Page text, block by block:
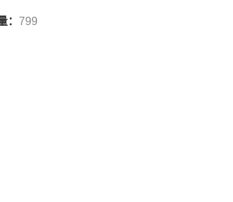
： 799